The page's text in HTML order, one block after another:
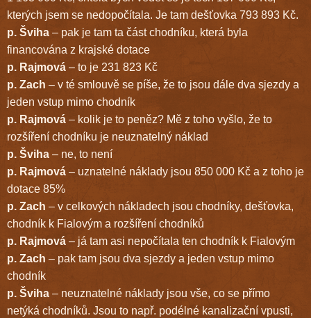
kterých jsem se nedopočítala. Je tam dešťovka 793 893 Kč.
p. Šviha – pak je tam ta část chodníku, která byla
financována z krajské dotace
p. Rajmová – to je 231 823 Kč
p. Zach – v té smlouvě se píše, že to jsou dále dva sjezdy a
jeden vstup mimo chodník
p. Rajmová – kolik je to peněz? Mě z toho vyšlo, že to
rozšíření chodníku je neuznatelný náklad
p. Šviha – ne, to není
p. Rajmová – uznatelné náklady jsou 850 000 Kč a z toho je
dotace 85%
p. Zach – v celkových nákladech jsou chodníky, dešťovka,
chodník k Fialovým a rozšíření chodníků
p. Rajmová – já tam asi nepočítala ten chodník k Fialovým
p. Zach – pak tam jsou dva sjezdy a jeden vstup mimo
chodník
p. Šviha – neuznatelné náklady jsou vše, co se přímo
netýká chodníků. Jsou to např. podélné kanalizační vpusti,